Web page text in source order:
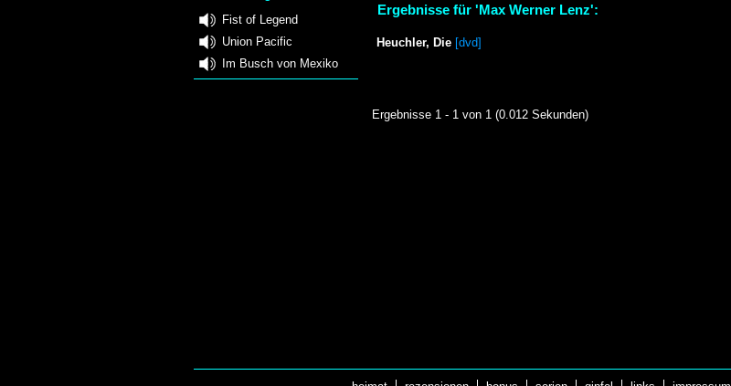
Fist of Legend
Union Pacific
Im Busch von Mexiko
Ergebnisse für 'Max Werner Lenz':
Heuchler, Die [dvd]
Ergebnisse 1 - 1 von 1 (0.012 Sekunden)